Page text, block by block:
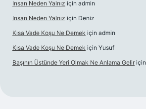
Insan Neden Yalnız için admin
Insan Neden Yalnız için Deniz
Kısa Vade Koşu Ne Demek için admin
Kısa Vade Koşu Ne Demek için Yusuf
Başının Üstünde Yeri Olmak Ne Anlama Gelir için